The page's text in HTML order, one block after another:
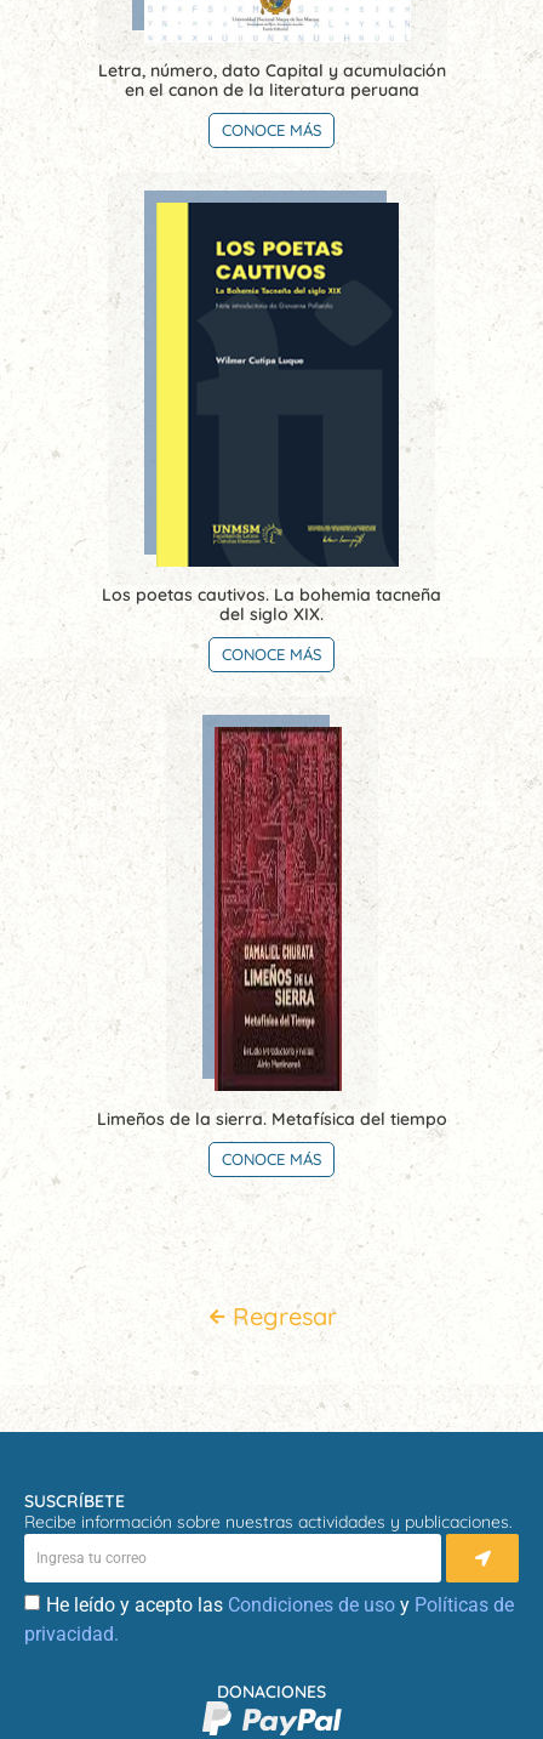
Letra, número, dato Capital y acumulación
en el canon de la literatura peruana
CONOCE MÁS
Los poetas cautivos. La bohemia tacneña
del siglo XIX.
CONOCE MÁS
Limeños de la sierra. Metafísica del tiempo
CONOCE MÁS
Regresar
SUSCRÍBETE
Recibe información sobre nuestras actividades y publicaciones.
He leído y acepto las Condiciones de uso y Políticas de
privacidad.
DONACIONES